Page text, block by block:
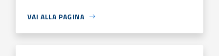
VAI ALLA PAGINA